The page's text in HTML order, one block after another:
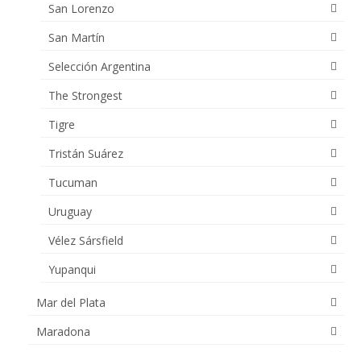
San Lorenzo
San Martín
Selección Argentina
The Strongest
Tigre
Tristán Suárez
Tucuman
Uruguay
Vélez Sársfield
Yupanqui
Mar del Plata
Maradona